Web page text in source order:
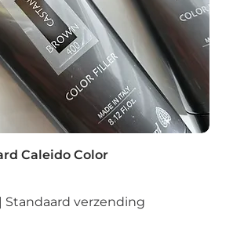
Caleido Color
| Standaard verzending